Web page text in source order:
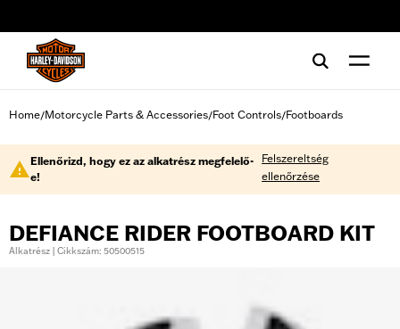
Home/Motorcycle Parts & Accessories/Foot Controls/Footboards
Ellenőrizd, hogy ez az alkatrész megfelelő-
e!
Felszereltség
ellenőrzése
DEFIANCE RIDER FOOTBOARD KIT
Alkatrész | Cikkszám: 50500515